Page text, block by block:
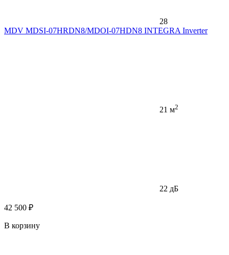
28
MDV MDSI-07HRDN8/MDOI-07HDN8 INTEGRA Inverter
21 м2
22 дБ
42 500 ₽
В корзину